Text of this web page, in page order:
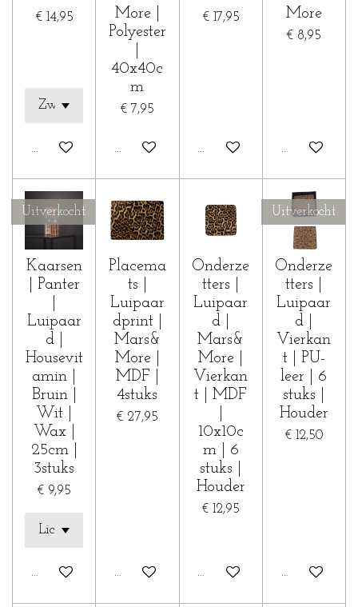
€ 14,95
Houd mij op de hoogte
More |
Polyester
40x40c
m
€ 7,95
In winkelwagen
€ 17,95
In winkelwagen
More
€ 8,95
In
Uitverkocht
Kaarsen
| Panter
Luipaar
d |
Housevit
amin |
Bruin |
Wit |
Wax |
25cm |
3stuks
€ 9,95
Houd mij op de hoogte
Placema
ts |
Luipaar
dprint |
Mars&
More |
MDF |
4stuks
€ 27,95
In winkelwagen
Onderze
tters |
Luipaar
d |
Mars&
More |
Vierkan
t | MDF
10x10c
m | 6
stuks |
Houder
€ 12,95
In winkelwagen
Uitverkocht
Onderze
tters |
Luipaar
d |
Vierkan
t | PU-
leer | 6
stuks |
Houder
€ 12,50
Houd mij op